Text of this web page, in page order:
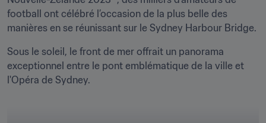
football ont célébré l’occasion de la plus belle des
manières en se réunissant sur le Sydney Harbour Bridge.
Sous le soleil, le front de mer offrait un panorama
exceptionnel entre le pont emblématique de la ville et